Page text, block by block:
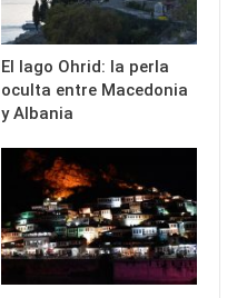
El lago Ohrid: la perla
oculta entre Macedonia
y Albania